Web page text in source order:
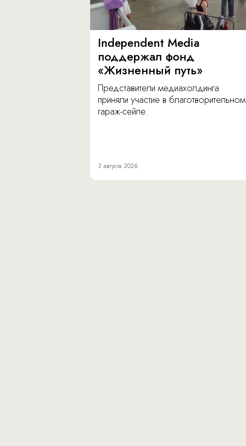
Independent Media
поддержал фонд
«Жизненный путь»
Представители медиахолдинга
приняли участие в благотворительном
гараж-сейле.
3 августа 2026